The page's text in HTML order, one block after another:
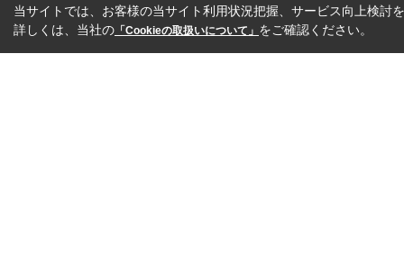
当サイトでは、お客様の当サイト利用状況把握、サービス向上検討
詳しくは、当社の 「Cookieの取扱いについて」 をご確認ください。